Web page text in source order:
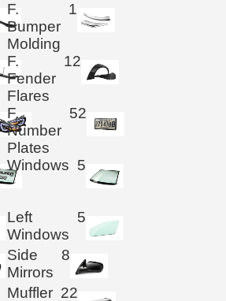
F.
Bumper
Molding
1
F.
Fender
Flares
12
F.
Number
Plates
52
Windows 5
Left
Windows
5
Side
Mirrors
8
Muffler 22